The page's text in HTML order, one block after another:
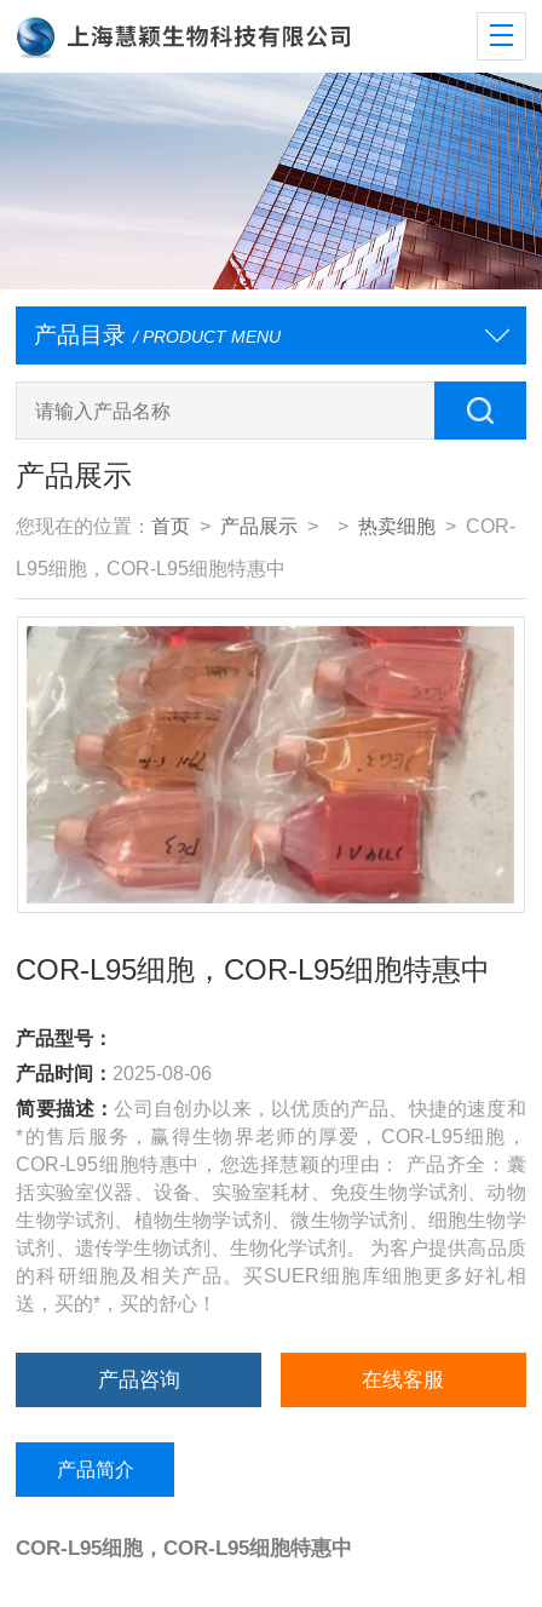
产品目录 / PRODUCT MENU
产品展示
您现在的位置：首页 > 产品展示 > >热卖细胞 > COR-
L95细胞，COR-L95细胞特惠中
COR-L95细胞，COR-L95细胞特惠中
产品型号：
产品时间： 2025-08-06
简要描述：公司自创办以来，以优质的产品、快捷的速度和
*的售后服务，赢得生物界老师的厚爱，COR-L95细胞，
COR-L95细胞特惠中，您选择慧颖的理由： 产品齐全：囊
括实验室仪器、设备、实验室耗材、免疫生物学试剂、动物
生物学试剂、植物生物学试剂、微生物学试剂、细胞生物学
试剂、遗传学生物试剂、生物化学试剂。 为客户提供高品质
的科研细胞及相关产品。买SUER细胞库细胞更多好礼相
送，买的*，买的舒心！
产品咨询 在线客服
产品简介
COR-L95细胞，COR-L95细胞特惠中